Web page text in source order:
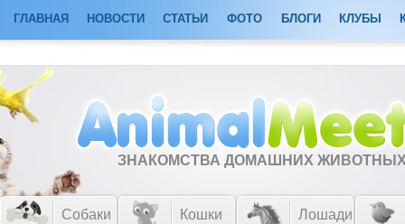
ГЛАВНАЯ НОВОСТИ СТАТЬИ ФОТО БЛОГИ КЛУБЫ
ЗНАКОМСТВА ДОМАШНИХ
Собаки Кошки Лошади